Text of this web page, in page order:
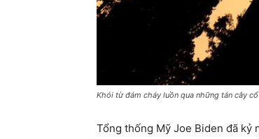
Khói từ đám cháy luồn qua những tán cây
Tổng thống Mỹ Joe Biden đã kỷ